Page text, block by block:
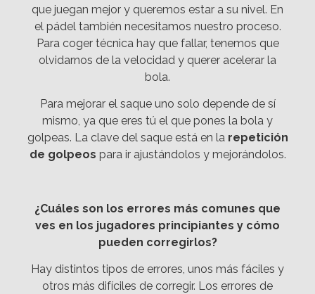
que juegan mejor y queremos estar a su nivel. En
el pádel también necesitamos nuestro proceso.
Para coger técnica hay que fallar, tenemos que
olvidarnos de la velocidad y querer acelerar la
bola.
Para mejorar el saque uno solo depende de sí
mismo, ya que eres tú el que pones la bola y
golpeas. La clave del saque está en la repetición
de golpeos para ir ajustándolos y mejorándolos.
¿Cuáles son los errores más comunes que
ves en los jugadores principiantes y cómo
pueden corregirlos?
Hay distintos tipos de errores, unos más fáciles y
otros más difíciles de corregir. Los errores de